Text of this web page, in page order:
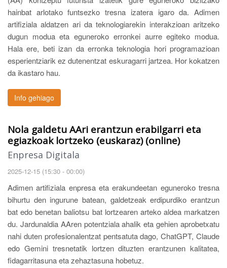
hainbat arlotako funtsezko tresna izatera igaro da. Adimen
artifiziala aldatzen ari da teknologiarekin interakzioan aritzeko
dugun modua eta eguneroko erronkei aurre egiteko modua.
Hala ere, beti izan da erronka teknologia hori programazioan
esperientziarik ez dutenentzat eskuragarri jartzea. Hor kokatzen
da ikastaro hau.
Info gehiago
Nola galdetu AAri erantzun erabilgarri eta
egiazkoak lortzeko (euskaraz) (online)
Enpresa Digitala
2025-12-15 (15:30 - 00:00)
Adimen artifiziala enpresa eta erakundeetan eguneroko tresna
bihurtu den ingurune batean, galdetzeak erdipurdiko erantzun
bat edo benetan baliotsu bat lortzearen arteko aldea markatzen
du. Jardunaldia AAren potentziala ahalik eta gehien aprobetxatu
nahi duten profesionalentzat pentsatuta dago, ChatGPT, Claude
edo Gemini tresnetatik lortzen dituzten erantzunen kalitatea,
fidagarritasuna eta zehaztasuna hobetuz.